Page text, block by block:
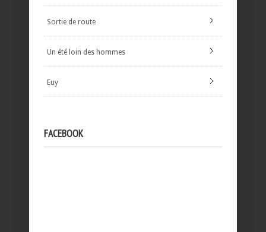
Sortie de route
Un été loin des hommes
Euy
FACEBOOK